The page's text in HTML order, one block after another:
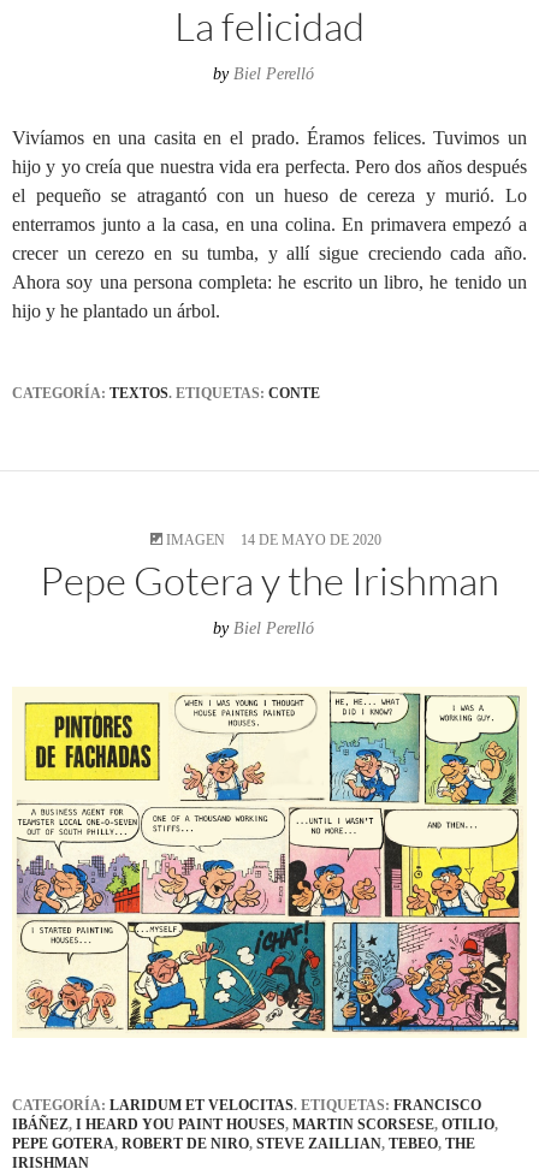
La felicidad
by Biel Perelló
Vivíamos en una casita en el prado. Éramos felices. Tuvimos un
hijo y yo creía que nuestra vida era perfecta. Pero dos años después
el pequeño se atragantó con un hueso de cereza y murió. Lo
enterramos junto a la casa, en una colina. En primavera empezó a
crecer un cerezo en su tumba, y allí sigue creciendo cada año.
Ahora soy una persona completa: he escrito un libro, he tenido un
hijo y he plantado un árbol.
CATEGORÍA: TEXTOS. ETIQUETAS: CONTE
IMAGEN 14 DE MAYO DE 2020
Pepe Gotera y the Irishman
by Biel Perelló
CATEGORÍA: LARIDUM ET VELOCITAS. ETIQUETAS: FRANCISCO
IBÁÑEZ, I HEARD YOU PAINT HOUSES, MARTIN SCORSESE, OTILIO,
PEPE GOTERA, ROBERT DE NIRO, STEVE ZAILLIAN, TEBEO, THE
IRISHMAN